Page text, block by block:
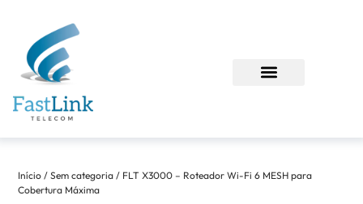
Início /Sem categoria / FLT X3000 – Roteador Wi-Fi 6 MESH para
Cobertura Máxima